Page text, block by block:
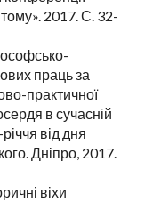
2017. С. 32-
праць за
практичної
в сучасній
від дня
Дніпро, 2017.
віхи